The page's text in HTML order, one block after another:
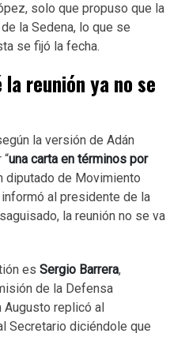
solo que propuso que la
la Sedena, lo que se
se fijó la fecha.
reunión ya no se
la versión de Adán
una carta en términos por
diputado de Movimiento
al presidente de la
la reunión no se va
es Sergio Barrera,
de la Defensa
Augusto replicó al
Secretario diciéndole que